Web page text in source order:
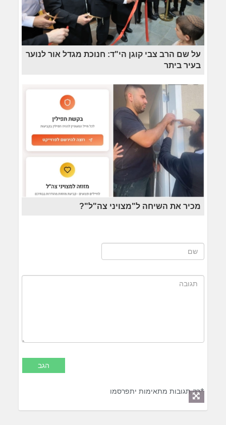
על שם הרב צבי קוגן הי"ד: חנוכת מגדל אור לנוער
בעיר ביתר
מכיר את השיחה ל"מצויני צה"ל"?
*רק תגובות מתאימות יתפרסמו